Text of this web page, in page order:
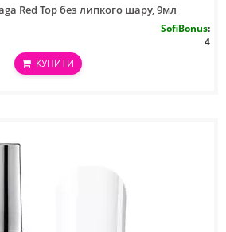
Red Top без липкого шару, 9мл
SofiBonus:
4
КУПИТИ